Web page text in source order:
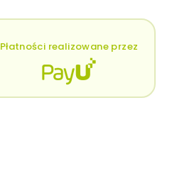
Płatności realizowane przez